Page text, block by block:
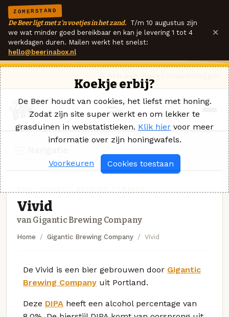
ZOMERSTAND
De Beer ligt met z'n voetjes in het zand. T/m 10 augustus zijn
we wat minder goed bereikbaar en kan je levering 1 tot 4
werkdagen duren. Mailen werkt het snelst:
hello@beerinabox.nl
×
Vivid
van Gigantic Brewing Company
Home Gigantic Brewing Company Vivid
De Vivid is een bier gebrouwen door Gigantic
Brewing Company uit Portland.
Deze DIPA heeft een alcohol percentage van
Koekje erbij?
De Beer houdt van cookies, het liefst met honing.
Zodat zijn site super werkt en om lekker te
grasduinen in webstatistieken. Klik hier voor meer
informatie over zijn honingwafels.
Voorkeuren Cookies toestaan